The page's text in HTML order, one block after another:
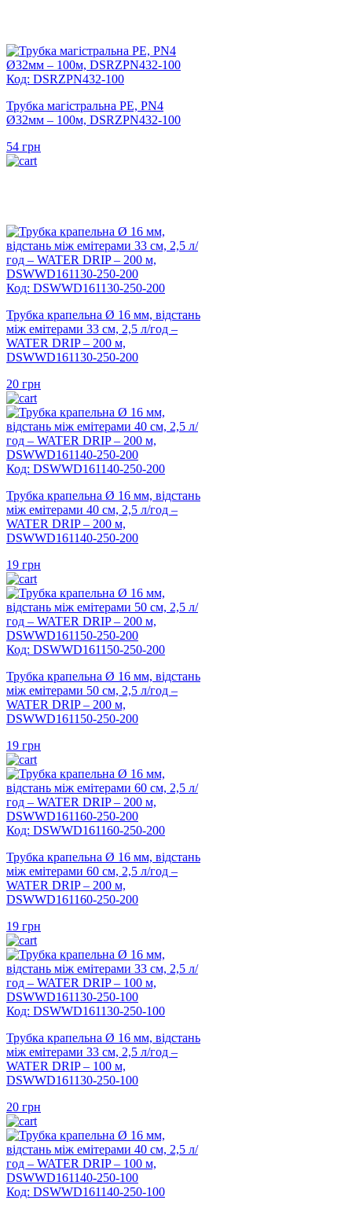
Код: DSRZPN432-100
Трубка магістральна PE, PN4
Ø32мм – 100м, DSRZPN432-100
54 грн
Код: DSWWD161130-250-200
Трубка крапельна Ø 16 мм, відстань
між емітерами 33 см, 2,5 л/год –
WATER DRIP – 200 м,
DSWWD161130-250-200
20 грн
Код: DSWWD161140-250-200
Трубка крапельна Ø 16 мм, відстань
між емітерами 40 см, 2,5 л/год –
WATER DRIP – 200 м,
DSWWD161140-250-200
19 грн
Код: DSWWD161150-250-200
Трубка крапельна Ø 16 мм, відстань
між емітерами 50 см, 2,5 л/год –
WATER DRIP – 200 м,
DSWWD161150-250-200
19 грн
Код: DSWWD161160-250-200
Трубка крапельна Ø 16 мм, відстань
між емітерами 60 см, 2,5 л/год –
WATER DRIP – 200 м,
DSWWD161160-250-200
19 грн
Код: DSWWD161130-250-100
Трубка крапельна Ø 16 мм, відстань
між емітерами 33 см, 2,5 л/год –
WATER DRIP – 100 м,
DSWWD161130-250-100
20 грн
Код: DSWWD161140-250-100